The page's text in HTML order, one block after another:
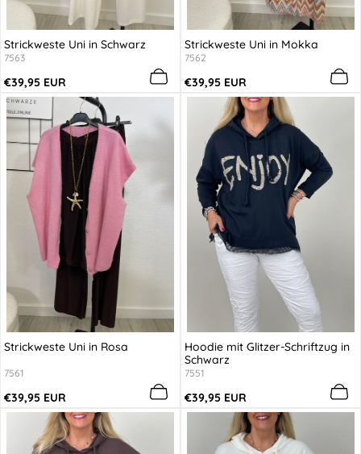
Strickweste Uni in Schwarz
7563
Regulärer
Preis
€39,95 EUR
Strickweste Uni in Mokka
7562
Regulärer
Preis
€39,95 EUR
Strickweste Uni in Rosa
7561
Regulärer
Preis
€39,95 EUR
Hoodie mit Glitzer-Schriftzug in
Schwarz
7551
Regulärer
Preis
€39,95 EUR